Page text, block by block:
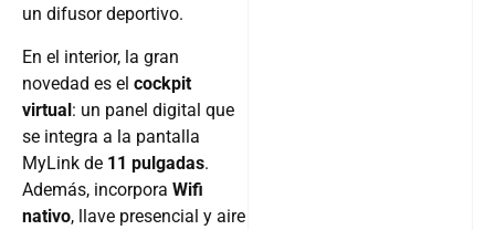
un difusor deportivo.
En el interior, la gran
novedad es el cockpit
virtual: un panel digital que
se integra a la pantalla
MyLink de 11 pulgadas.
Además, incorpora Wifi
nativo, llave presencial y aire